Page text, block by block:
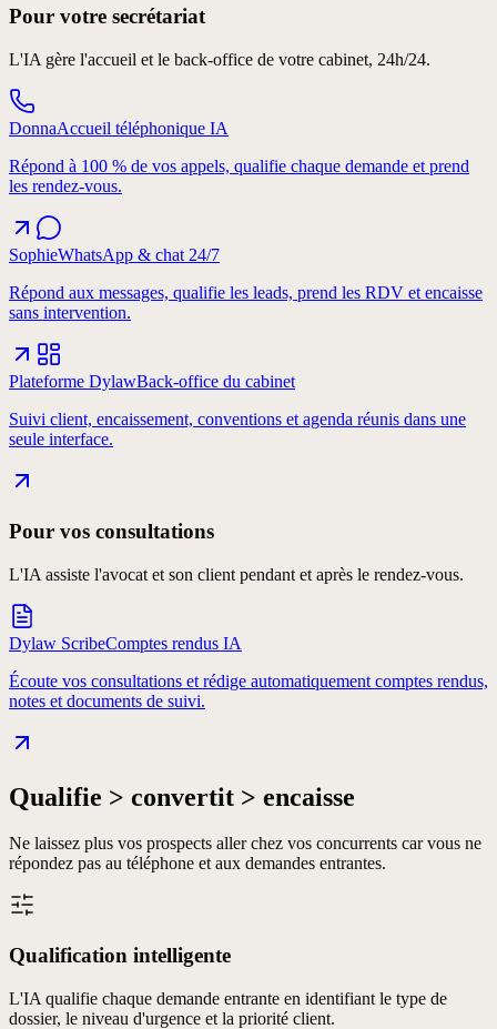
Workflows complexes
Pour votre secrétariat
L'IA gère l'accueil et le back-office de votre cabinet, 24h/24.
DonnaAccueil téléphonique IA
Répond à 100 % de vos appels, qualifie chaque demande et prend
les rendez-vous.
SophieWhatsApp & chat 24/7
Répond aux messages, qualifie les leads, prend les RDV et encaisse
sans intervention.
Plateforme DylawBack-office du cabinet
Suivi client, encaissement, conventions et agenda réunis dans une
seule interface.
Pour vos consultations
L'IA assiste l'avocat et son client pendant et après le rendez-vous.
Dylaw ScribeComptes rendus IA
Écoute vos consultations et rédige automatiquement comptes rendus,
notes et documents de suivi.
Qualifie > convertit > encaisse
Ne laissez plus vos prospects aller chez vos concurrents car vous ne
répondez pas au téléphone et aux demandes entrantes.
Qualification intelligente
L'IA qualifie chaque demande entrante en identifiant le type de
dossier, le niveau d'urgence et la priorité client.